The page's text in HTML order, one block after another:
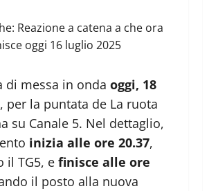
Reazione a catena a che ora
oggi 16 luglio 2025
di messa in onda oggi, 18
, per la puntata de La ruota
su Canale 5. Nel dettaglio,
inizia alle ore 20.37,
il TG5, e finisce alle ore
il posto alla nuova